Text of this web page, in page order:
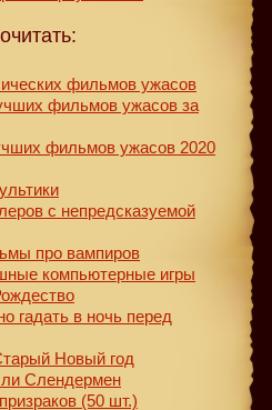
фильмов ужасов
фильмов ужасов за
фильмов ужасов 2020
с непредсказуемой
про вампиров
компьютерные игры
гадать в ночь перед
Новый год
Слендермен
(50 шт.)